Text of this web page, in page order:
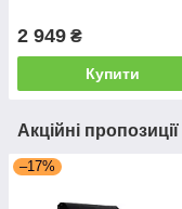
2 949 ₴
Купити
Акційні
–17%